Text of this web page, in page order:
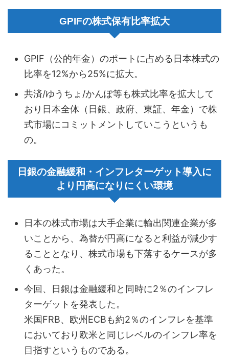
GPIFの株式保有比率拡大
GPIF（公的年金）のポートに占める日本株式の
比率を12%から25%に拡大。
共済/ゆうちょ/かんぽ等も株式比率を拡大して
おり日本全体（日銀、政府、東証、年金）で株
式市場にコミットメントしていこうというも
の。
日銀の金融緩和・インフレターゲット導入に
より円高になりにくい環境
日本の株式市場は大手企業に輸出関連企業が多
いことから、為替が円高になると利益が減少す
ることとなり、株式市場も下落するケースが多
くあった。
今回、日銀は金融緩和と同時に2％のインフレ
ターゲットを発表した。
米国FRB、欧州ECBも約2％のインフレを基準
においており欧米と同じレベルのインフレ率を
目指すというものである。